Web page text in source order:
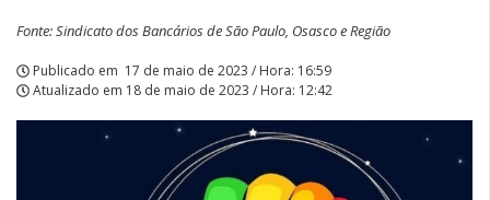
Fonte: Sindicato dos Bancários de São Paulo, Osasco e Região
Publicado em 17 de maio de 2023 / Hora: 16:59
Atualizado em 18 de maio de 2023 / Hora: 12:42